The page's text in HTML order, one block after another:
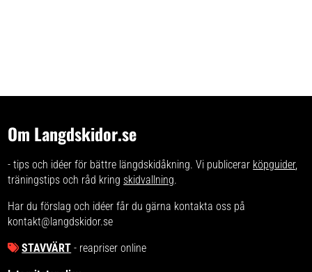
Om Langdskidor.se
- tips och idéer för bättre längdskidåkning. Vi publicerar köpguider,
träningstips och råd kring skidvallning.
Har du förslag och idéer får du gärna kontakta oss på
kontakt@langdskidor.se
STAVVÄRT - reapriser online